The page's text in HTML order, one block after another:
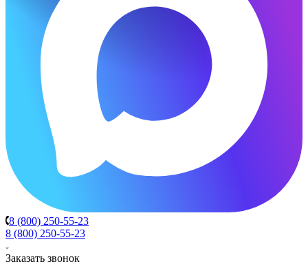
8 (800) 250-55-23
8 (800) 250-55-23
Заказать звонок